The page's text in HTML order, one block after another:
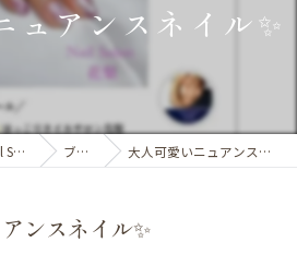
ュアンスネイル✨️
半田市でネイルならNail Salon 花梨 ブログ 大人可愛いニュアンスネイル✨️
ンスネイル✨️